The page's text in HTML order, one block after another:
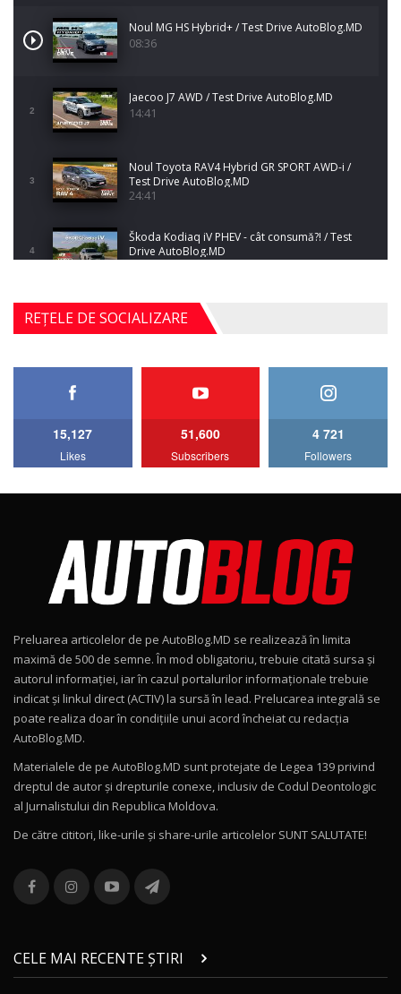
Noul MG HS Hybrid+ / Test Drive AutoBlog.MD
08:36
2
Jaecoo J7 AWD / Test Drive AutoBlog.MD
14:41
3
Noul Toyota RAV4 Hybrid GR SPORT AWD-i /
Test Drive AutoBlog.MD
24:41
4
Škoda Kodiaq iV PHEV - cât consumă?! / Test
Drive AutoBlog.MD
10:34
5
Noul BYD ATTO 2 DM-i / Test Drive
AutoBlog.MD
17:35
4MATIC V223) / Test Drive AutoBlog.MD
24:06
Noul Škoda Kodiaq RS / Test Drive
AutoBlog.MD în premieră națională
Noul Geely EX2 / Test Drive AutoBlog.MD
15:22
11
Mercedes-AMG E 53 HYBRID 4MATIC+ / Test
12
Noul Volvo ES90 / Test Drive AutoBlog.MD
27:58
13 16:48
combină aventura cu luxul / AutoBlog.MD
36:08
REȚELE DE SOCIALIZARE
15,127
Likes
51,600
Subscribers
4 721
Followers
Preluarea articolelor de pe AutoBlog.MD se realizează în limita
maximă de 500 de semne. În mod obligatoriu, trebuie citată sursa și
autorul informației, iar în cazul portalurilor informaționale trebuie
indicat și linkul direct (ACTIV) la sursă în lead. Prelucarea integrală se
poate realiza doar în condițiile unui acord încheiat cu redacţia
AutoBlog.MD.
Materialele de pe AutoBlog.MD sunt protejate de Legea 139 privind
dreptul de autor și drepturile conexe, inclusiv de Codul Deontologic
al Jurnalistului din Republica Moldova.
De către cititori, like-urile şi share-urile articolelor SUNT SALUTATE!
CELE MAI RECENTE ȘTIRI